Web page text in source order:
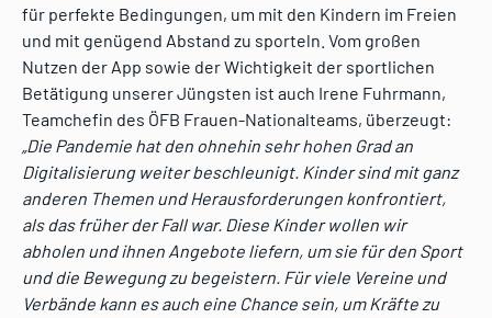
für perfekte Bedingungen, um mit den Kindern im Freien
und mit genügend Abstand zu sporteln. Vom großen
Nutzen der App sowie der Wichtigkeit der sportlichen
Betätigung unserer Jüngsten ist auch Irene Fuhrmann,
Teamchefin des ÖFB Frauen-Nationalteams, überzeugt:
„Die Pandemie hat den ohnehin sehr hohen Grad an
Digitalisierung weiter beschleunigt. Kinder sind mit ganz
anderen Themen und Herausforderungen konfrontiert,
als das früher der Fall war. Diese Kinder wollen wir
abholen und ihnen Angebote liefern, um sie für den Sport
und die Bewegung zu begeistern. Für viele Vereine und
Verbände kann es auch eine Chance sein, um Kräfte zu